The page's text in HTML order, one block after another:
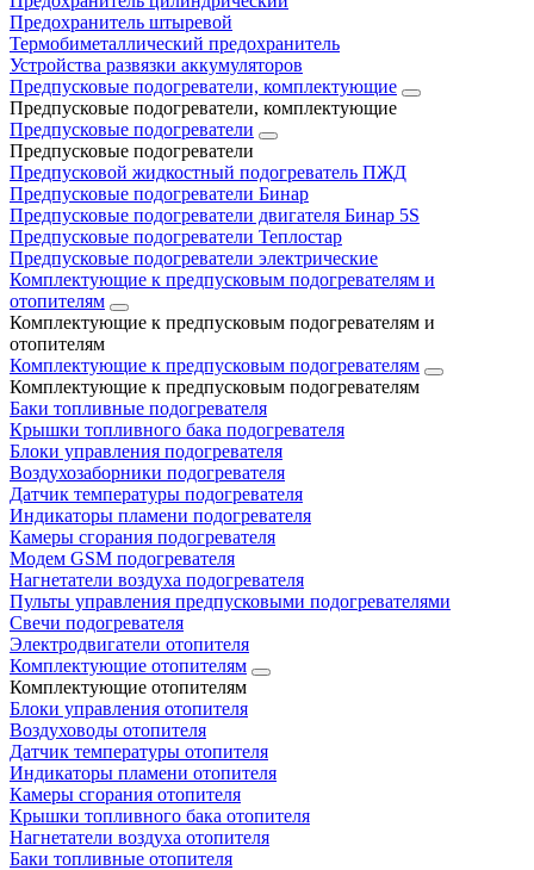
Предохранитель штыревой
Термобиметаллический предохранитель
Устройства развязки аккумуляторов
Предпусковые подогреватели, комплектующие
Предпусковые подогреватели, комплектующие
Предпусковые подогреватели
Предпусковые подогреватели
Предпусковой жидкостный подогреватель ПЖД
Предпусковые подогреватели Бинар
Предпусковые подогреватели двигателя Бинар 5S
Предпусковые подогреватели Теплостар
Предпусковые подогреватели электрические
Комплектующие к предпусковым подогревателям и
отопителям
Комплектующие к предпусковым подогревателям и
отопителям
Комплектующие к предпусковым подогревателям
Комплектующие к предпусковым подогревателям
Баки топливные подогревателя
Крышки топливного бака подогревателя
Блоки управления подогревателя
Воздухозаборники подогревателя
Датчик температуры подогревателя
Индикаторы пламени подогревателя
Камеры сгорания подогревателя
Модем GSM подогревателя
Нагнетатели воздуха подогревателя
Пульты управления предпусковыми подогревателями
Свечи подогревателя
Электродвигатели отопителя
Комплектующие отопителям
Комплектующие отопителям
Блоки управления отопителя
Воздуховоды отопителя
Датчик температуры отопителя
Индикаторы пламени отопителя
Камеры сгорания отопителя
Крышки топливного бака отопителя
Нагнетатели воздуха отопителя
Баки топливные отопителя